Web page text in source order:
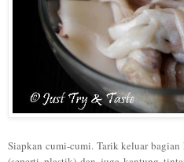
Siapkan cumi-cumi. Tarik keluar